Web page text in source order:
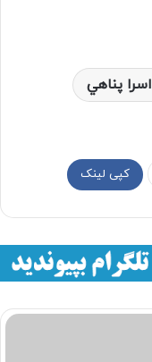
اسرا پناهي
کپی لینک